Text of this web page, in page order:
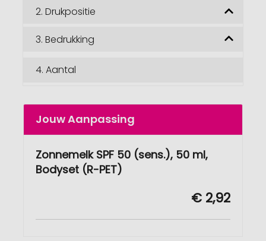
2. Drukpositie
3. Bedrukking
4. Aantal
Jouw Aanpassing
Zonnemelk SPF 50 (sens.), 50 ml,
Bodyset (R-PET)
€ 2,92